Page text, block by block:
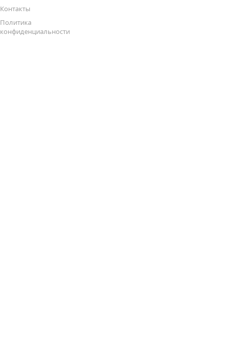
Контакты
Политика
конфиденциальности